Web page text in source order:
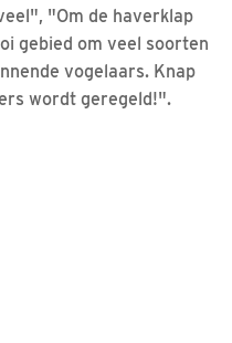
"Om de haverklap
gebied om veel soorten
vogelaars. Knap
wordt geregeld!".